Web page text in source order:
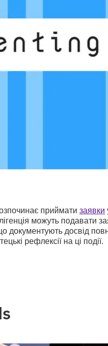
приймати заявки
можуть подавати
документують досвід
рефлексії на ці події.